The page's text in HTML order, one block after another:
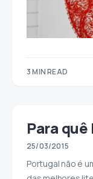
3 MIN READ
Para quê
25/03/2015
Portugal não é